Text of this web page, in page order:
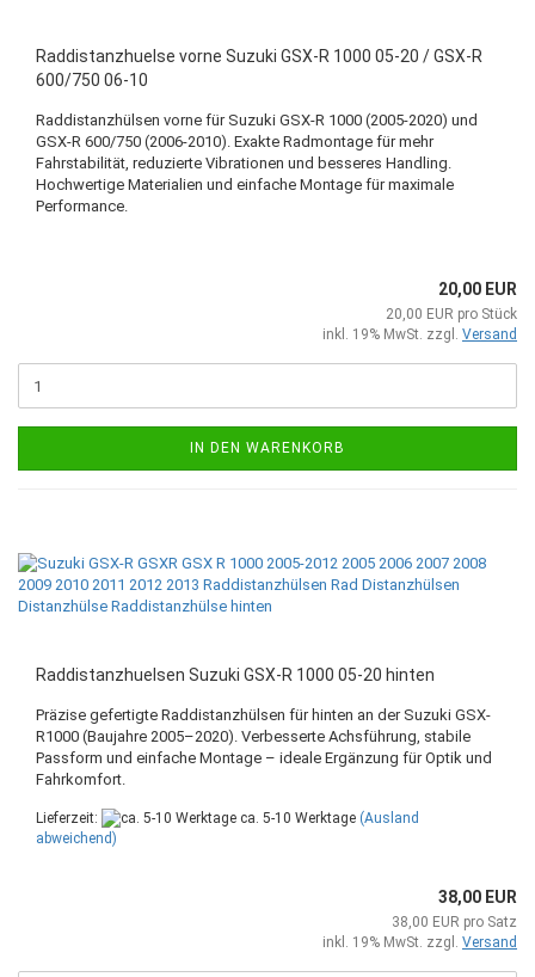
Raddistanzhuelse vorne Suzuki GSX-R 1000 05-20 / GSX-R
600/750 06-10
Raddistanzhülsen vorne für Suzuki GSX-R 1000 (2005-2020) und
GSX-R 600/750 (2006-2010). Exakte Radmontage für mehr
Fahrstabilität, reduzierte Vibrationen und besseres Handling.
Hochwertige Materialien und einfache Montage für maximale
Performance.
20,00 EUR
20,00 EUR pro Stück
inkl. 19% MwSt. zzgl. Versand
IN DEN WARENKORB
Raddistanzhuelsen Suzuki GSX-R 1000 05-20 hinten
Präzise gefertigte Raddistanzhülsen für hinten an der Suzuki GSX-
R1000 (Baujahre 2005–2020). Verbesserte Achsführung, stabile
Passform und einfache Montage – ideale Ergänzung für Optik und
Fahrkomfort.
Lieferzeit: ca. 5-10 Werktage (Ausland
abweichend)
38,00 EUR
38,00 EUR pro Satz
inkl. 19% MwSt. zzgl. Versand